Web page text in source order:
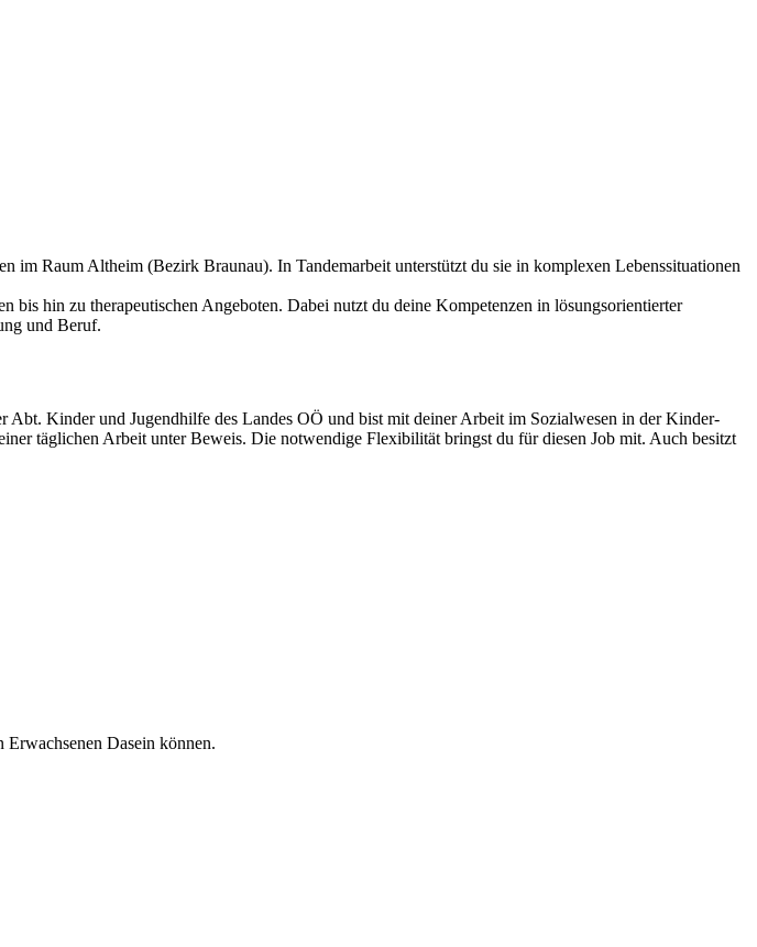
im Raum Altheim (Bezirk Braunau). In Tandemarbeit unterstützt du sie in komplexen Lebenssituationen
hin zu therapeutischen Angeboten. Dabei nutzt du deine Kompetenzen in lösungsorientierter
und Beruf.
Kinder und Jugendhilfe des Landes OÖ und bist mit deiner Arbeit im Sozialwesen in der Kinder-
täglichen Arbeit unter Beweis. Die notwendige Flexibilität bringst du für diesen Job mit. Auch besitzt
Dasein können.